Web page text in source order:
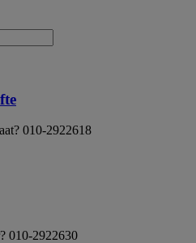
010-2922618
010-2922630